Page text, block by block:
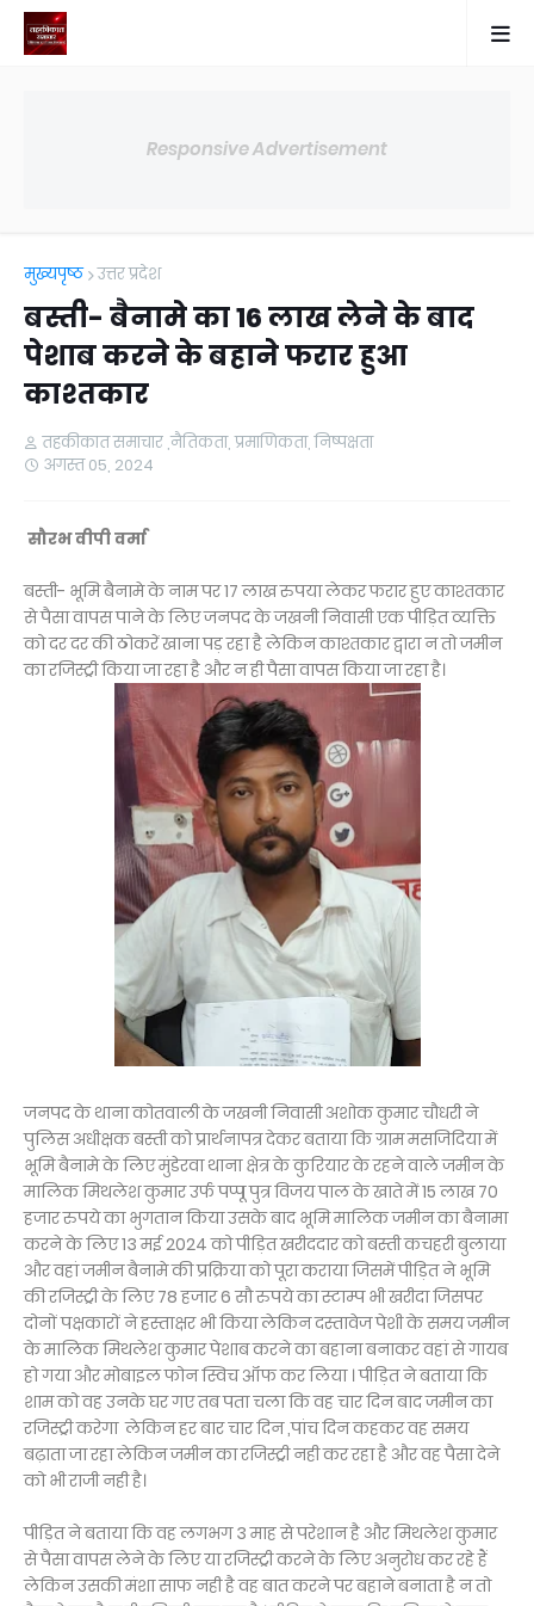
Responsive Advertisement
मुख्यपृष्ठ उत्तर प्रदेश
बस्ती- बैनामे का 16 लाख लेने के बाद
पेशाब करने के बहाने फरार हुआ
काश्तकार
तहकीकात समाचार ,नैतिकता, प्रमाणिकता, निष्पक्षता
अगस्त 05, 2024
सौरभ वीपी वर्मा
बस्ती- भूमि बैनामे के नाम पर 17 लाख रुपया लेकर फरार हुए काश्तकार
से पैसा वापस पाने के लिए जनपद के जखनी निवासी एक पीड़ित व्यक्ति
को दर दर की ठोकरें खाना पड़ रहा है लेकिन काश्तकार द्वारा न तो जमीन
का रजिस्ट्री किया जा रहा है और न ही पैसा वापस किया जा रहा है।
जनपद के थाना कोतवाली के जखनी निवासी अशोक कुमार चौधरी ने
पुलिस अधीक्षक बस्ती को प्रार्थनापत्र देकर बताया कि ग्राम मसजिदिया में
भूमि बैनामे के लिए मुंडेरवा थाना क्षेत्र के कुरियार के रहने वाले जमीन के
मालिक मिथलेश कुमार उर्फ पप्पू पुत्र विजय पाल के खाते में 15 लाख 70
हजार रुपये का भुगतान किया उसके बाद भूमि मालिक जमीन का बैनामा
करने के लिए 13 मई 2024 को पीड़ित खरीददार को बस्ती कचहरी बुलाया
और वहां जमीन बैनामे की प्रक्रिया को पूरा कराया जिसमें पीड़ित ने भूमि
की रजिस्ट्री के लिए 78 हजार 6 सौ रुपये का स्टाम्प भी खरीदा जिसपर
दोनों पक्षकारों ने हस्ताक्षर भी किया लेकिन दस्तावेज पेशी के समय जमीन
के मालिक मिथलेश कुमार पेशाब करने का बहाना बनाकर वहां से गायब
हो गया और मोबाइल फोन स्विच ऑफ कर लिया । पीड़ित ने बताया कि
शाम को वह उनके घर गए तब पता चला कि वह चार दिन बाद जमीन का
रजिस्ट्री करेगा लेकिन हर बार चार दिन ,पांच दिन कहकर वह समय
बढ़ाता जा रहा लेकिन जमीन का रजिस्ट्री नही कर रहा है और वह पैसा देने
को भी राजी नही है।
पीड़ित ने बताया कि वह लगभग 3 माह से परेशान है और मिथलेश कुमार
से पैसा वापस लेने के लिए या रजिस्ट्री करने के लिए अनुरोध कर रहे हैं
लेकिन उसकी मंशा साफ नही है वह बात करने पर बहाने बनाता है न तो